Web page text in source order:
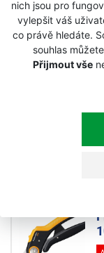
nich jsou pro
vylepšit váš
co právě hledáte.
souhlas
Přijmout vše
4